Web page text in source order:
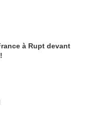
à Rupt devant